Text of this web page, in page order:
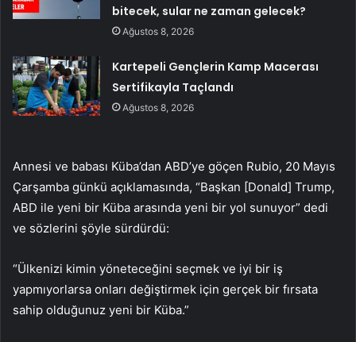
bitecek, sular ne zaman gelecek?
Ağustos 8, 2026
Kartepeli Gençlerin Kamp Macerası
Sertifikayla Taçlandı
Ağustos 8, 2026
Annesi ve babası Küba’dan ABD’ye göçen Rubio, 20 Mayıs
Çarşamba günkü açıklamasında, “Başkan [Donald] Trump,
ABD ile yeni bir Küba arasında yeni bir yol sunuyor” dedi
ve sözlerini şöyle sürdürdü:
“Ülkenizi kimin yöneteceğini seçmek ve iyi bir iş
yapmıyorlarsa onları değiştirmek için gerçek bir fırsata
sahip olduğunuz yeni bir Küba.”